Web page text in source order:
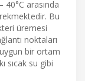
40°C arasında
Bu
üremesi
noktaları
bir ortam
sıcak su gibi